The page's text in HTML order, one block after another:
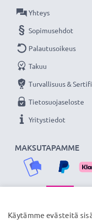
★ 3 vuoden takuu ★
Olemme vuonna
verkkokauppa, joka
siksi tarjoamme 36
MAKSUTAPAMME
Yhteys
Sopimusehdot
Palautusoikeus
Takuu
Turvallisuus &
Tietosuojaseloste
Yritystiedot
Käytämme evästeitä